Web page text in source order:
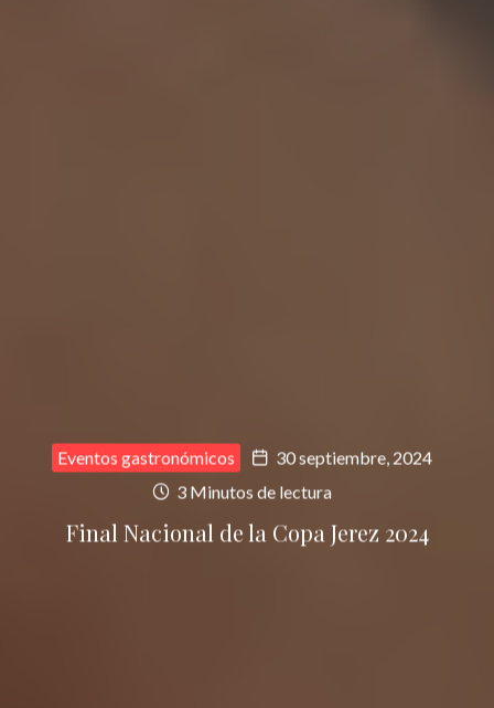
Eventos gastronómicos
30 septiembre, 2024
3 Minutos de lectura
Final Nacional de la Copa Jerez 2024